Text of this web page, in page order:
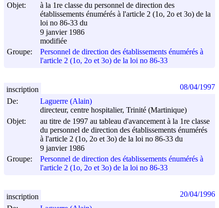
Objet:
à la 1re classe du personnel de direction des
établissements énumérés à l'article 2 (1o, 2o et 3o) de la
loi no 86-33 du
9 janvier 1986
modifiée
Groupe:
Personnel de direction des établissements énumérés à
l'article 2 (1o, 2o et 3o) de la loi no 86-33
De:
Laguerre (Alain)
directeur, centre hospitalier, Trinité (Martinique)
Objet:
au titre de 1997 au tableau d'avancement à la 1re classe
du personnel de direction des établissements énumérés
à l'article 2 (1o, 2o et 3o) de la loi no 86-33 du
9 janvier 1986
Groupe:
Personnel de direction des établissements énumérés à
l'article 2 (1o, 2o et 3o) de la loi no 86-33
inscription 08/04/1997
inscription 20/04/1996